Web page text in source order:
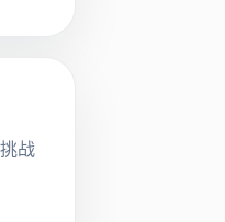
战